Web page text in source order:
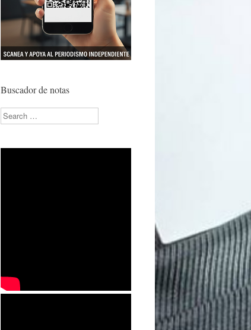
Buscador de notas
Search